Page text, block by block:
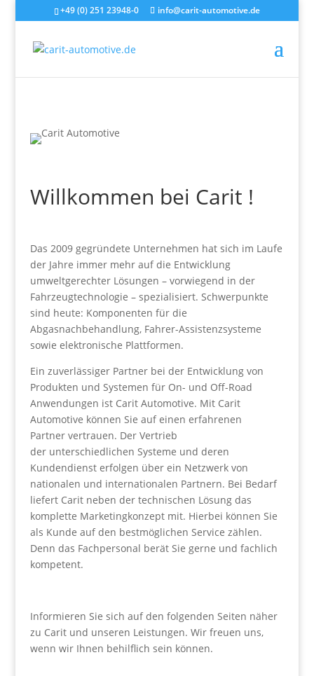
+49 (0) 251 23948-0 info@carit-automotive.de
Willkommen bei Carit !
Das 2009 gegründete Unternehmen hat sich im Laufe
der Jahre immer mehr auf die Entwicklung
umweltgerechter Lösungen – vorwiegend in der
Fahrzeugtechnologie – spezialisiert. Schwerpunkte
sind heute: Komponenten für die
Abgasnachbehandlung, Fahrer-Assistenzsysteme
sowie elektronische Plattformen.
Ein zuverlässiger Partner bei der Entwicklung von
Produkten und Systemen für On- und Off-Road
Anwendungen ist Carit Automotive. Mit Carit
Automotive können Sie auf einen erfahrenen
Partner vertrauen. Der Vertrieb
der unterschiedlichen Systeme und deren
Kundendienst erfolgen über ein Netzwerk von
nationalen und internationalen Partnern. Bei Bedarf
liefert Carit neben der technischen Lösung das
komplette Marketingkonzept mit. Hierbei können Sie
als Kunde auf den bestmöglichen Service zählen.
Denn das Fachpersonal berät Sie gerne und fachlich
kompetent.
Informieren Sie sich auf den folgenden Seiten näher
zu Carit und unseren Leistungen. Wir freuen uns,
wenn wir Ihnen behilflich sein können.